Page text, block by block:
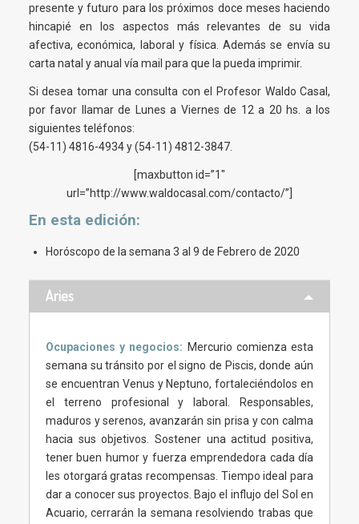
presente y futuro para los próximos doce meses haciendo
hincapié en los aspectos más relevantes de su vida
afectiva, económica, laboral y física. Además se envía su
carta natal y anual vía mail para que la pueda imprimir.
Si desea tomar una consulta con el Profesor Waldo Casal,
por favor llamar de Lunes a Viernes de 12 a 20 hs. a los
siguientes teléfonos:
(54-11) 4816-4934 y (54-11) 4812-3847.
[maxbutton id=”1″
url=”http://www.waldocasal.com/contacto/”]
En esta edición:
Horóscopo de la semana 3 al 9 de Febrero de 2020
Aries
Ocupaciones y negocios: Mercurio comienza esta
semana su tránsito por el signo de Piscis, donde aún
se encuentran Venus y Neptuno, fortaleciéndolos en
el terreno profesional y laboral. Responsables,
maduros y serenos, avanzarán sin prisa y con calma
hacia sus objetivos. Sostener una actitud positiva,
tener buen humor y fuerza emprendedora cada día
les otorgará gratas recompensas. Tiempo ideal para
dar a conocer sus proyectos. Bajo el influjo del Sol en
Acuario, cerrarán la semana resolviendo trabas que